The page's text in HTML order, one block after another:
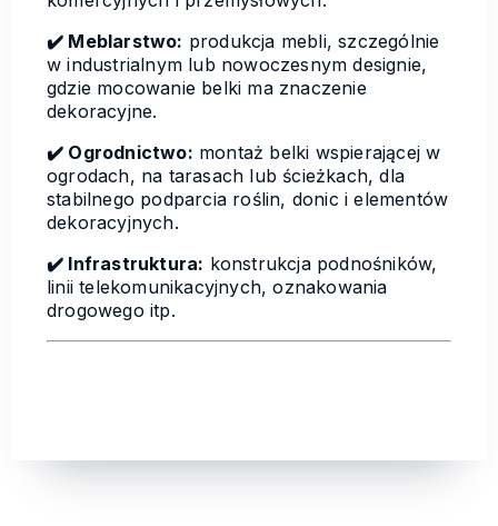
✔️ Meblarstwo: produkcja mebli, szczególnie
w industrialnym lub nowoczesnym designie,
gdzie mocowanie belki ma znaczenie
dekoracyjne.
✔️ Ogrodnictwo: montaż belki wspierającej w
ogrodach, na tarasach lub ścieżkach, dla
stabilnego podparcia roślin, donic i elementów
dekoracyjnych.
✔️ Infrastruktura: konstrukcja podnośników,
linii telekomunikacyjnych, oznakowania
drogowego itp.